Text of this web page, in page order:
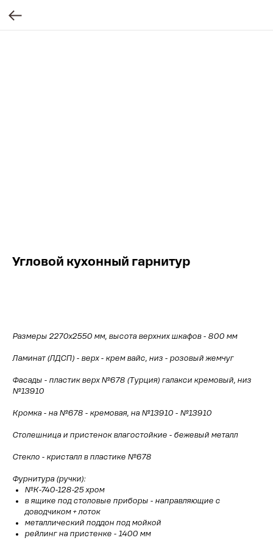
Угловой кухонный гарнитур
Размеры 2270х2550 мм, высота верхних шкафов - 800 мм
Ламинат (ЛДСП) - верх - крем вайс, низ - розовый жемчуг
Фасады - пластик верх №678 (Турция) галакси кремовый, низ
№13910
Кромка - на №678 - кремовая, на №13910 - №13910
Столешница и пристенок влагостойкие - бежевый металл
Стекло - кристалл в пластике №678
Фурнитура (ручки):
№К-740-128-25 хром
в ящике под столовые приборы - направляющие с
доводчиком + лоток
металлический поддон под мойкой
рейлинг на пристенке - 1400 мм